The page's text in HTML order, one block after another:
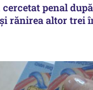
penal
rănirea altor trei